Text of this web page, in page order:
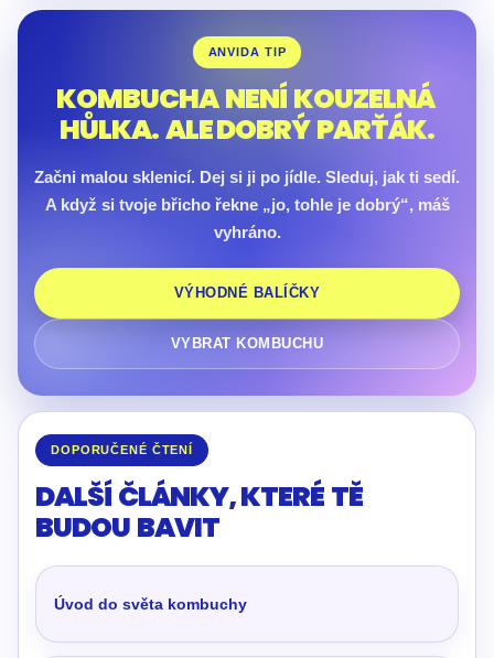
ANVIDA TIP
KOMBUCHA NENÍ KOUZELNÁ
HŮLKA. ALE DOBRÝ PARŤÁK.
Začni malou sklenicí. Dej si ji po jídle. Sleduj, jak ti sedí.
A když si tvoje břicho řekne „jo, tohle je dobrý“, máš
vyhráno.
VÝHODNÉ BALÍČKY
VYBRAT KOMBUCHU
DOPORUČENÉ ČTENÍ
DALŠÍ ČLÁNKY, KTERÉ TĚ
BUDOU BAVIT
Úvod do světa kombuchy